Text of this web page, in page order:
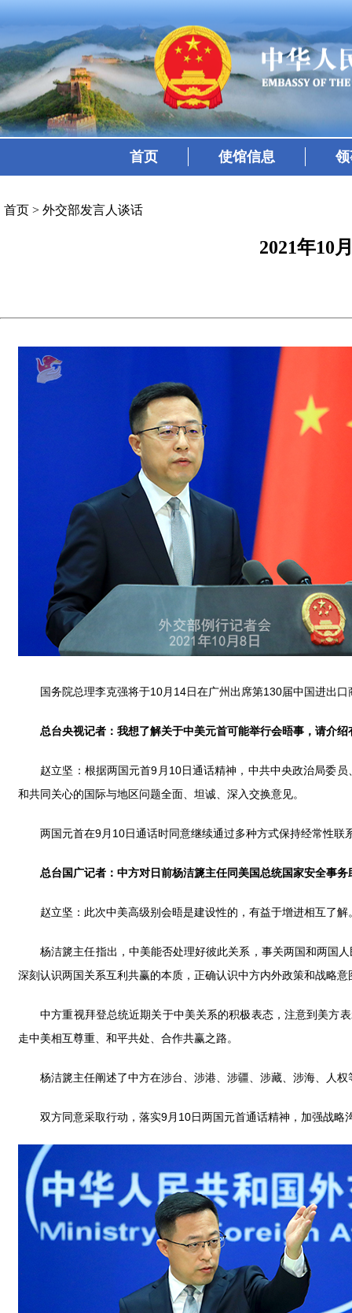
首页 使馆信息
首页 > 外交部发言人谈话
2021年10
国务院总理李克强将于10月14日在广州出席第130届中国进出口
总台央视记者：我想了解关于中美元首可能举行会晤事，请介绍
赵立坚：根据两国元首9月10日通话精神，中共中央政治局委员
和共同关心的国际与地区问题全面、坦诚、深入交换意见。
两国元首在9月10日通话时同意继续通过多种方式保持经常性联
总台国广记者：中方对日前杨洁篪主任同美国总统国家安全事
赵立坚：此次中美高级别会晤是建设性的，有益于增进相互了解
杨洁篪主任指出，中美能否处理好彼此关系，事关两国和两国人
深刻认识两国关系互利共赢的本质，正确认识中方内外政策和战略
中方重视拜登总统近期关于中美关系的积极表态，注意到美方表
走中美相互尊重、和平共处、合作共赢之路。
杨洁篪主任阐述了中方在涉台、涉港、涉疆、涉藏、涉海、人权
双方同意采取行动，落实9月10日两国元首通话精神，加强战略